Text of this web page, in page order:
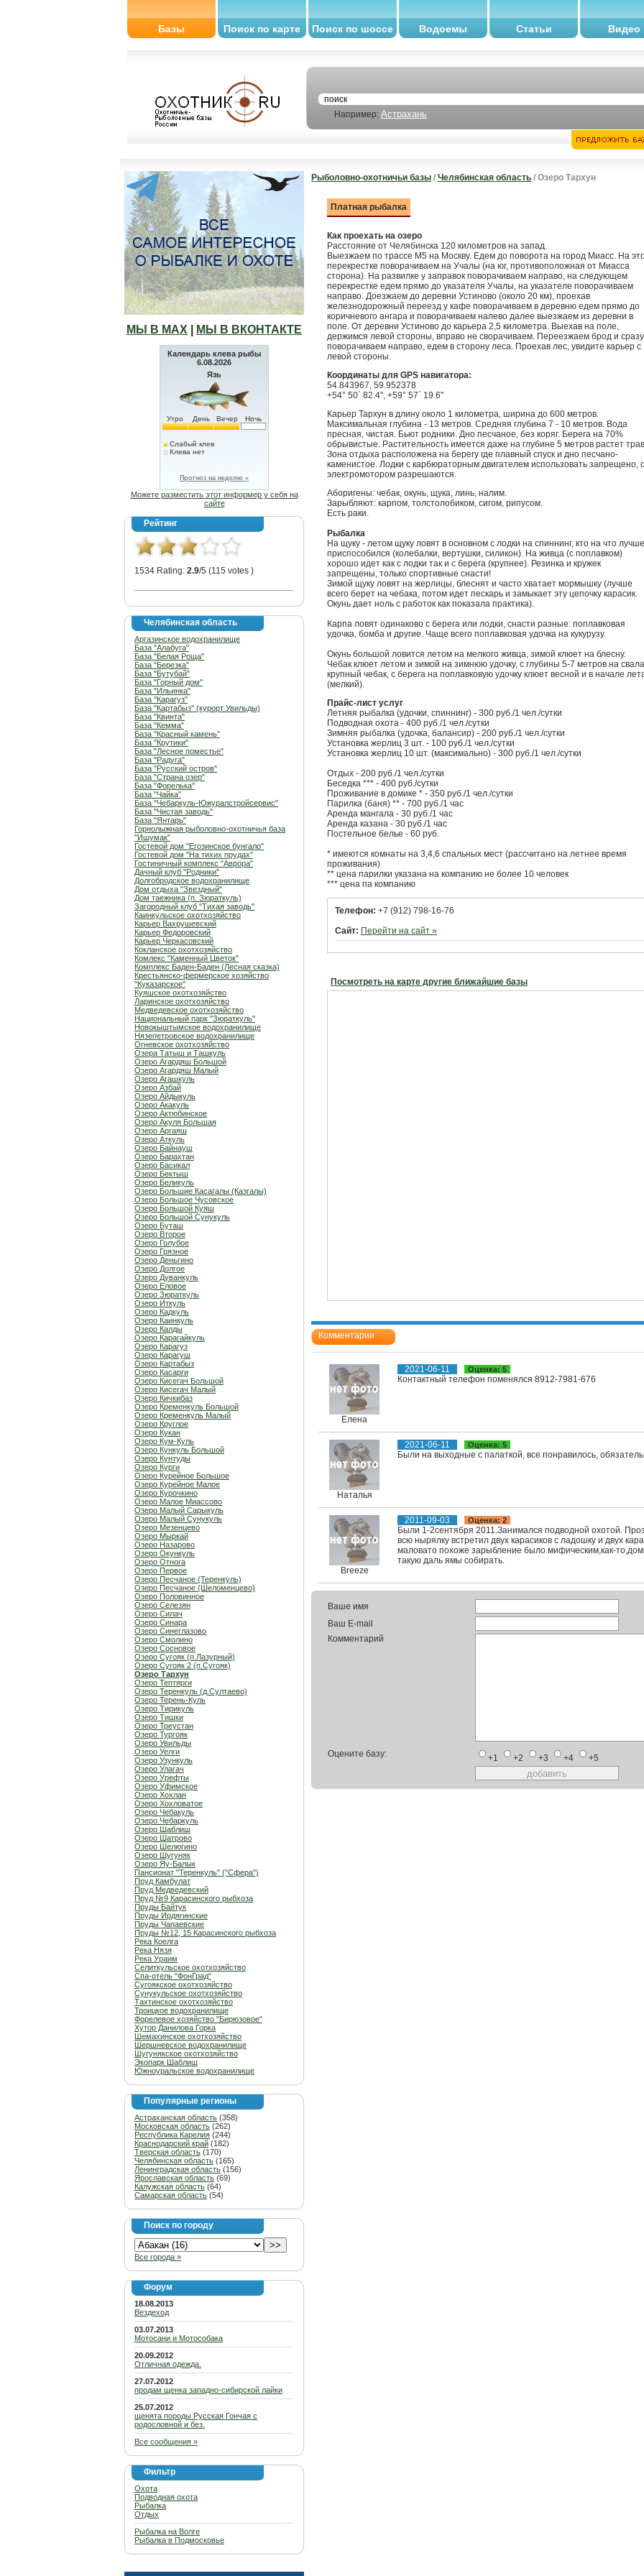
Базы Поиск по карте Поиск по шоссе Водоемы Статьи Видео
Например: Астрахань
МЫ В МАХ МЫ В ВКОНТАКТЕ
Календарь клева рыбы
6.08.2026
Язь
Утро День Вечер Ночь
Слабый клев
Клева нет
Прогноз на неделю »
Можете разместить этот информер у себя на
сайте
Рейтинг
1534 Rating: 2.9/5 (115 votes )
Челябинская область
Аргазинское водохранилище
База "Алабуга"
База "Белая Роща"
База "Березка"
База "Бутубай"
База "Горный дом"
База "Ильинка"
База "Карагуз"
База "Картабыз" (курорт Увильды)
База "Квинта"
База "Кемма"
База "Красный камень"
База "Крутики"
База "Лесное поместье"
База "Радуга"
База "Русский остров"
База "Страна озер"
База "Форелька"
База "Чайка"
База "Чебаркуль-Южуралстройсервис"
База "Чистая заводь"
База "Янтарь"
Горнолыжная рыболовно-охотничья база
"Ишумак"
Гостевой дом "Егозинское бунгало"
Гостевой дом "На тихих прудах"
Гостиничный комплекс "Аврора"
Дачный клуб "Родники"
Долгобродское водохранилище
Дом отдыха "Звездный"
Дом таежника (п. Зюраткуль)
Загородный клуб "Тихая заводь"
Каинкульское охотхозяйство
Карьер Вахрушевский
Карьер Федоровский
Карьер Черкасовский
Кокланское охотхозяйство
Комлекс "Каменный Цветок"
Комплекс Баден-Баден (Лесная сказка)
Крестьянско-фермерское хозяйство
"Куказарское"
Куяшское охотхозяйство
Ларинское охотхозяйство
Медведевское охотхозяйство
Национальный парк "Зюраткуль"
Новокыштымское водохранилище
Нязепетровское водохранилище
Огневское охотхозяйство
Озера Татыш и Ташкуль
Озеро Агардяш Большой
Озеро Агардяш Малый
Озеро Агашкуль
Озеро Азбай
Озеро Айдыкуль
Озеро Акакуль
Озеро Актюбинское
Озеро Акуля Большая
Озеро Аргаяш
Озеро Аткуль
Озеро Байнауш
Озеро Барахтан
Озеро Басикал
Озеро Бектыш
Озеро Беликуль
Озеро Большие Касагалы (Казгалы)
Озеро Большое Чусовское
Озеро Большой Куяш
Озеро Большой Сунукуль
Озеро Буташ
Озеро Второе
Озеро Голубое
Озеро Грязное
Озеро Деньгино
Озеро Долгое
Озеро Дуванкуль
Озеро Еловое
Озеро Зюраткуль
Озеро Иткуль
Озеро Кадкуль
Озеро Каинкуль
Озеро Калды
Озеро Карагайкуль
Озеро Карагуз
Озеро Карагуш
Озеро Картабыз
Озеро Касарги
Озеро Кисегач Большой
Озеро Кисегач Малый
Озеро Кичкибаз
Озеро Кременкуль Большой
Озеро Кременкуль Малый
Озеро Круглое
Озеро Кукан
Озеро Кум-Куль
Озеро Кункуль Большой
Озеро Кунтуды
Озеро Курги
Озеро Курейное Большое
Озеро Курейное Малое
Озеро Курочкино
Озеро Малое Миассово
Озеро Малый Сарыкуль
Озеро Малый Сунукуль
Озеро Мезенцево
Озеро Мыркай
Озеро Назарово
Озеро Окункуль
Озеро Отнога
Озеро Первое
Озеро Песчаное (Теренкуль)
Озеро Песчаное (Шеломенцево)
Озеро Половинное
Озеро Селезян
Озеро Силач
Озеро Синара
Озеро Синеглазово
Озеро Смолино
Озеро Сосновое
Озеро Сугояк (п.Лазурный)
Озеро Сугояк 2 (п.Сугояк)
Озеро Тархун
Озеро Тептярги
Озеро Теренкуль (д.Султаево)
Озеро Терень-Куль
Озеро Тирикуль
Озеро Тишки
Озеро Треустан
Озеро Тургояк
Озеро Увильды
Озеро Уелги
Озеро Узункуль
Озеро Улагач
Озеро Урефты
Озеро Уфимское
Озеро Хохлан
Озеро Хохловатое
Озеро Чебакуль
Озеро Чебаркуль
Озеро Шаблиш
Озеро Шатрово
Озеро Шелюгино
Озеро Шугуняк
Озеро Яу-Балык
Пансионат "Теренкуль" ("Сфера")
Пруд Камбулат
Пруд Медведевский
Пруд №9 Карасинского рыбхоза
Пруды Байтук
Пруды Ирдягинские
Пруды Чапаевские
Пруды №12, 15 Карасинского рыбхоза
Река Коелга
Река Нязя
Река Ураим
Селиткульское охотхозяйство
Спа-отель "ФонГрад"
Сугоякское охотхозяйство
Сунукульское охотхозяйство
Тахтинское охотхозяйство
Троицкое водохранилище
Форелевое хозяйство "Бирюзовое"
Хутор Данилова Горка
Шемахинское охотхозяйство
Шершневское водохранилище
Шугунякское охотхозяйство
Экопарк Шаблиш
Южноуральское водохранилище
Популярные регионы
Астраханская область (358)
Московская область (262)
Республика Карелия (244)
Краснодарский край (182)
Тверская область (170)
Челябинская область (165)
Ленинградская область (156)
Ярославская область (69)
Калужская область (64)
Самарская область (54)
Поиск по городу
Все города »
Форум
18.08.2013
Вездеход
03.07.2013
Мотосани и Мотособака
20.09.2012
Отличная одежда.
27.07.2012
продам щенка западно-сибирской лайки
25.07.2012
щенята породы Русская Гончая с
родословной и без.
Все сообщения »
Фильтр
Охота
Подводная охота
Рыбалка
Отдых
Рыбалка на Волге
Рыбалка в Подмосковье
Рыболовно-охотничьи базы / Челябинская область / Озеро Тархун
Платная рыбалка
Как проехать на озеро
Расстояние от Челябинска 120 километров на запад.
Выезжаем по трассе М5 на Москву. Едем до поворота на город Миасс. На
перекрестке поворачиваем на Учалы (на юг, противоположная от Миасса
сторона). На развилке у заправок поворачиваем направо, на следующем
перекрестке едем прямо до указателя Учалы, на указателе поворачиваем
направо. Доезжаем до деревни Устиново (около 20 км), проехав
железнодорожный переезд у кафе поворачиваем в деревню едем прямо до
коричневого ангара и поворачиваем налево далее выезжаем из деревни в
поле. От деревни Устиново до карьера 2,5 километра. Выехав на поле,
держимся левой стороны, вправо не сворачиваем. Переезжаем брод и сразу
поворачиваем направо, едем в сторону леса. Проехав лес, увидите карьер с
левой стороны.
Координаты для GPS навигатора:
54.843967, 59.952378
+54° 50` 82.4", +59° 57` 19.6"
Карьер Тархун в длину около 1 километра, ширина до 600 метров.
Максимальная глубина - 13 метров. Средняя глубина 7 - 10 метров. Вода
пресная, чистая. Бьют родники. Дно песчаное, без коряг. Берега на 70%
обрывистые. Растительность имеется даже на глубине 5 метров растет
Зона отдыха расположена на берегу где плавный спуск и дно песчано-
каменистое. Лодки с карбюраторным двигателем использовать запрещено, с
электромотором разрешаются.
Аборигены: чебак, окунь, щука, линь, налим.
Зарыбляют: карпом, толстолобиком, сигом, рипусом.
Есть раки.
Рыбалка
На щуку - летом щуку ловят в основном с лодки на спиннинг, кто на что лучше
приспособился (колебалки, вертушки, силикон). На живца (с поплавком)
хорошо идет как с лодки так и с берега (крупнее). Резинка и кружек
запрещены, только спортивные снасти!
Зимой щуку ловят на жерлицы, блеснят и часто хватает мормышку (лучше
всего берет на чебака, потом идет пескарь и замыкает эту цепочку карасик.
Окунь дает ноль с работок как показала практика).
Карпа ловят одинаково с берега или лодки, снасти разные: поплавковая
удочка, бомба и другие. Чаще всего поплавковая удочка на кукурузу.
Окунь большой ловится летом на мелкого живца, зимой клюет на блесну.
Чебак клюет летом и зимой на зимнюю удочку, с глубины 5-7 метров на
крупный чебак, с берега на поплавковую удочку клюет весной и в начале
(мелкий).
Прайс-лист услуг
Летняя рыбалка (удочки, спиннинг) - 300 руб./1 чел./сутки
Подводная охота - 400 руб./1 чел./сутки
Зимняя рыбалка (удочка, балансир) - 200 руб./1 чел./сутки
Установка жерлиц 3 шт. - 100 руб./1 чел./сутки
Установка жерлиц 10 шт. (максимально) - 300 руб./1 чел./сутки
Отдых - 200 руб./1 чел./сутки
Беседка *** - 400 руб./сутки
Проживание в домике * - 350 руб./1 чел./сутки
Парилка (баня) ** - 700 руб./1 час
Аренда мангала - 30 руб./1 час
Аренда казана - 30 руб./1 час
Постельное белье - 60 руб.
* имеются комнаты на 3,4,6 спальных мест (рассчитано на летнее время
проживания)
** цена парилки указана на компанию не более 10 человек
*** цена па компанию
Телефон: +7 (912) 798-16-76
Сайт: Перейти на сайт »
Посмотреть на карте другие ближайшие базы
Комментарии
Елена
2021-06-11 Оценка: 5
Контактный телефон поменялся 8912-7981-676
Наталья
2021-06-11 Оценка: 5
Были на выходные с палаткой, все понравилось,
Breeze
2011-09-03 Оценка: 2
Были 1-2сентября 2011.Занимался подводной охотой.
всю нырялку встретил двух карасиков с ладошку и двух
маловато похоже зарыбление было мифическим,как-
такую даль ямы собирать.
Ваше имя
Ваш E-mail
Комментарий
Оцените базу: +1 +2 +3 +4 +5